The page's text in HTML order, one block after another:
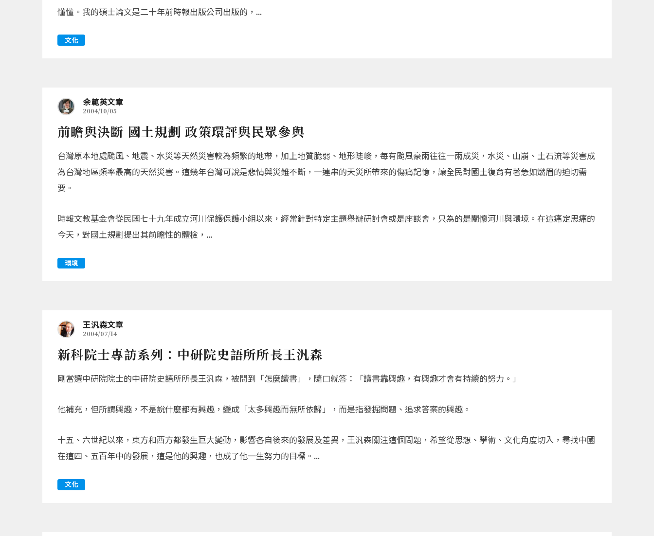
懂懂。我的碩士論文是二十年前時報出版公司出版的，...
文化
余範英文章
2004/10/05
前瞻與決斷 國土規劃 政策環評與民眾參與
台灣原本地處颱風、地震、水災等天然災害較為頻繁的地帶，加上地質脆弱、地形陡峻，每有颱風豪雨往往一雨成災，水災、山崩、土石流等災害成
為台灣地區頻率最高的天然災害。這幾年台灣可說是悲情與災難不斷，一連串的天災所帶來的傷痛記憶，讓全民對國土復育有著急如燃眉的迫切需
要。
時報文教基金會從民國七十九年成立河川保護保護小組以來，經常針對特定主題舉辦研討會或是座談會，只為的是關懷河川與環境。在這痛定思痛的
今天，對國土規劃提出其前瞻性的體檢，...
環境
王汎森文章
2004/07/14
新科院士專訪系列：中研院史語所所長王汎森
剛當選中研院院士的中研院史語所所長王汎森，被問到「怎麼讀書」，隨口就答：「讀書靠興趣，有興趣才會有持續的努力。」
他補充，但所謂興趣，不是說什麼都有興趣，變成「太多興趣而無所依歸」，而是指發掘問題、追求答案的興趣。
十五、六世紀以來，東方和西方都發生巨大變動，影響各自後來的發展及差異，王汎森關注這個問題，希望從思想、學術、文化角度切入，尋找中國
在這四、五百年中的發展，這是他的興趣，也成了他一生努力的目標。...
文化